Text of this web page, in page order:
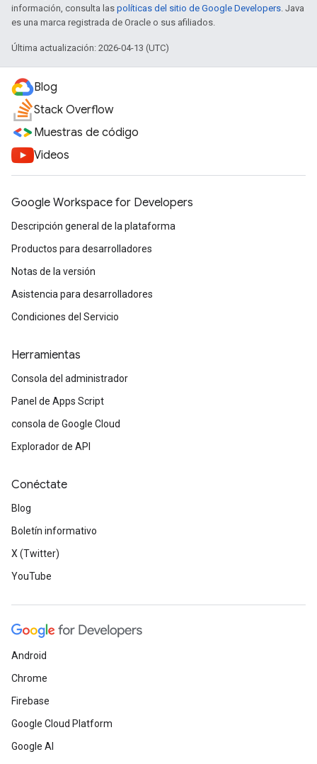
información, consulta las políticas del sitio de Google Developers. Java
es una marca registrada de Oracle o sus afiliados.
Última actualización: 2026-04-13 (UTC)
Blog
Stack Overflow
Muestras de código
Videos
Google Workspace for Developers
Descripción general de la plataforma
Productos para desarrolladores
Notas de la versión
Asistencia para desarrolladores
Condiciones del Servicio
Herramientas
Consola del administrador
Panel de Apps Script
consola de Google Cloud
Explorador de API
Conéctate
Blog
Boletín informativo
X (Twitter)
YouTube
Android
Chrome
Firebase
Google Cloud Platform
Google AI